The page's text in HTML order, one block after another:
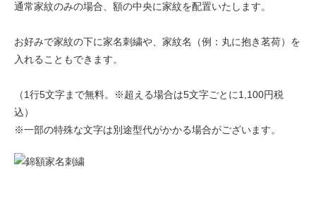
通常家紋のみの場合、額の中央に家紋を配置いたします。
お好みで家紋の下に家名刺繍や、家紋名（例：丸に抱き茗荷）を
入れることもできます。
（1行5文字まで無料。※超える場合は5文字ごとに1,100円税
込）
※一部の特殊な文字は別途型代がかかる場合がございます。